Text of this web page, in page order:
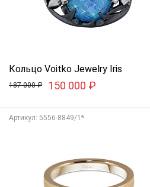
Кольцо Voitko Jewelry Iris
187 000₽ 150 000 ₽
Aртикул: 5556-8849/1*